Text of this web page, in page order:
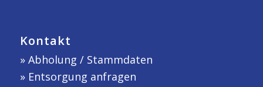
Kontakt
» Abholung / Stammdaten
» Entsorgung anfragen